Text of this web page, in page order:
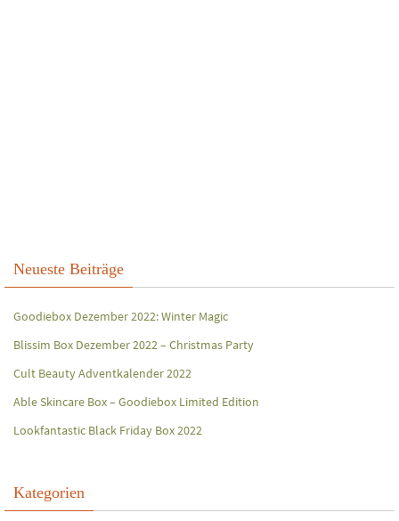
Neueste Beiträge
Goodiebox Dezember 2022: Winter Magic
Blissim Box Dezember 2022 – Christmas Party
Cult Beauty Adventkalender 2022
Able Skincare Box – Goodiebox Limited Edition
Lookfantastic Black Friday Box 2022
Kategorien